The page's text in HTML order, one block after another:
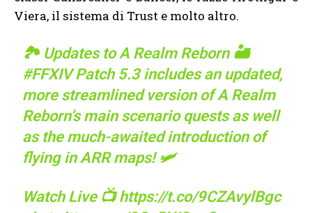
Viera, il sistema di Trust e molto altro.
🏞 Updates to A Realm Reborn 🏜
#FFXIVPatch 5.3 includes an updated,
more streamlined version of A Realm
Reborn’s main scenario quests as well
as the much-awaited introduction of
flying in ARR maps! 🛩
Watch Live 📺https://t.co/9CZAvylBgc